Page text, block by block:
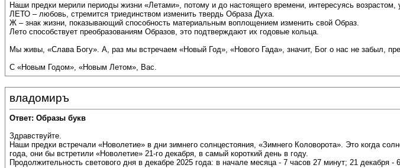
Наши предки мерили периоды жизни «Летами», потому и до настоящего времени, интересуясь возрастом,
ЛЕТО – любовь, стремится триединством изменить твердь Образа Духа.
Ж – знак жизни, показывающий способность материальным воплощением изменить свой Образ.
Лето способствует преобразованиям Образов, это подтверждают их годовые кольца.
Мы живы, «Слава Богу». А, раз мы встречаем «Новый Год», «Нового Гада», значит, Бог о нас не забыл,
С «Новым Годом», «Новым Летом», Вас.
владомиръ
Ответ: Образы букв
Здравствуйте.
Наши предки встречали «Новолетие» в дни зимнего солнцестояния, «Зимнего Коловорота». Это когда
года, они бы встретили «Новолетие» 21-го декабря, в самый короткий день в году.
Продолжительность светового дня в декабре 2025 года: в начале месяца - 7 часов 27 минут; 21 декабря